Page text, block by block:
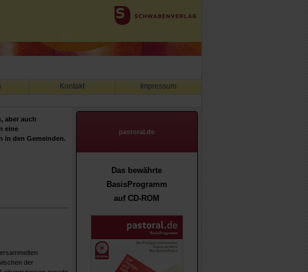
Kontakt Impressum
aber auch
eine
in den Gemeinden.
der
pastoral.de
Das bewährte
BasisProgramm
auf CD-ROM